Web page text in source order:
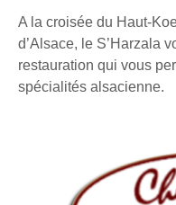
A la croisée du Haut-
d’Alsace, le S’Harzala
restauration qui vous
spécialités alsacienne.